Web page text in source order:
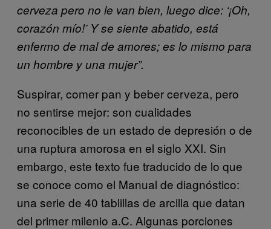
cerveza pero no le van bien, luego dice: ‘¡Oh,
corazón mío!’ Y se siente abatido, está
enfermo de mal de amores; es lo mismo para
un hombre y una mujer”.
Suspirar, comer pan y beber cerveza, pero
no sentirse mejor: son cualidades
reconocibles de un estado de depresión o de
una ruptura amorosa en el siglo XXI. Sin
embargo, este texto fue traducido de lo que
se conoce como el Manual de diagnóstico:
una serie de 40 tablillas de arcilla que datan
del primer milenio a.C. Algunas porciones